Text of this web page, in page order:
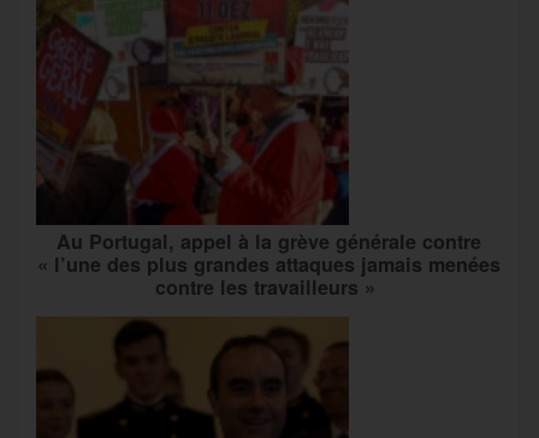
Au Portugal, appel à la grève générale contre
« l’une des plus grandes attaques jamais menées
contre les travailleurs »